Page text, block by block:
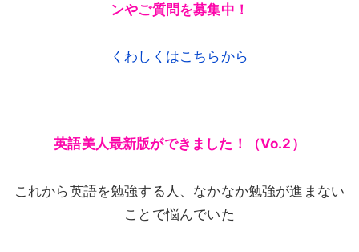
ンやご質問を募集中！
くわしくはこちらから
英語美人最新版ができました！（Vo.2）
これから英語を勉強する人、なかなか勉強が進まない
ことで悩んでいた